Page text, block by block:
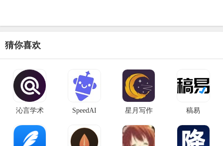
猜你喜欢
沁言学术 SpeedAI 星月写作 稿易